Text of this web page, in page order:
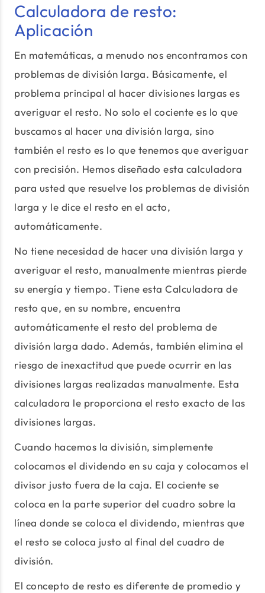
Calculadora de resto:
Aplicación
En matemáticas, a menudo nos encontramos con
problemas de división larga. Básicamente, el
problema principal al hacer divisiones largas es
averiguar el resto. No solo el cociente es lo que
buscamos al hacer una división larga, sino
también el resto es lo que tenemos que averiguar
con precisión. Hemos diseñado esta calculadora
para usted que resuelve los problemas de división
larga y le dice el resto en el acto,
automáticamente.
No tiene necesidad de hacer una división larga y
averiguar el resto, manualmente mientras pierde
su energía y tiempo. Tiene esta Calculadora de
resto que, en su nombre, encuentra
automáticamente el resto del problema de
división larga dado. Además, también elimina el
riesgo de inexactitud que puede ocurrir en las
divisiones largas realizadas manualmente. Esta
calculadora le proporciona el resto exacto de las
divisiones largas.
Cuando hacemos la división, simplemente
colocamos el dividendo en su caja y colocamos el
divisor justo fuera de la caja. El cociente se
coloca en la parte superior del cuadro sobre la
línea donde se coloca el dividendo, mientras que
el resto se coloca justo al final del cuadro de
división.
El concepto de resto es diferente de promedio y